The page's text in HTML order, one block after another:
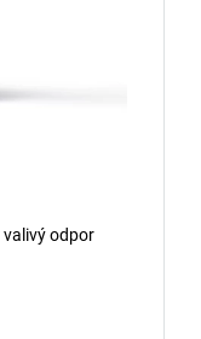
odpor